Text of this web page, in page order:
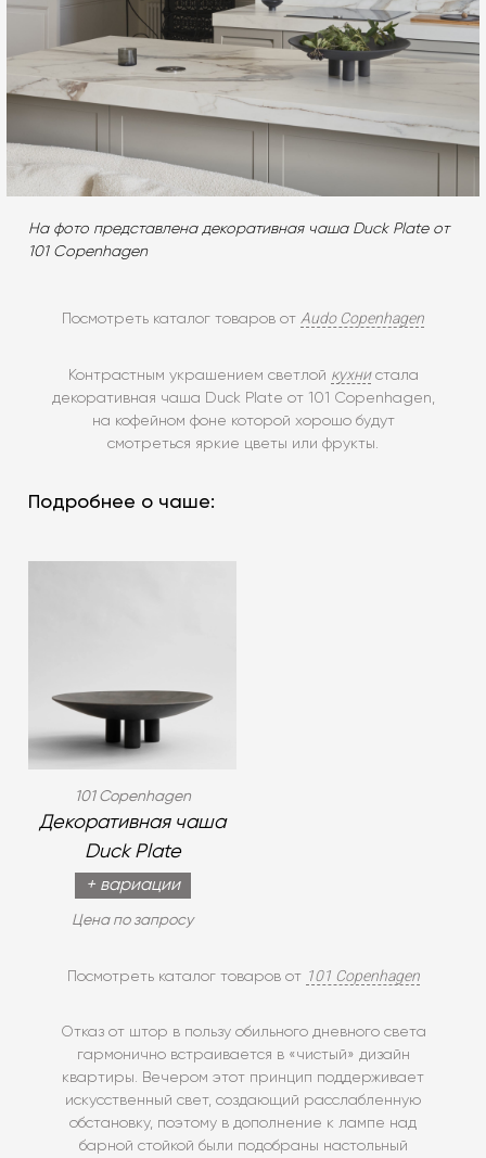
На фото представлена декоративная чаша Duck Plate от
101 Copenhagen
Посмотреть каталог товаров от Audo Copenhagen
Контрастным украшением светлой кухнистала
декоративная чаша Duck Plate от 101 Copenhagen,
на кофейном фоне которой хорошо будут
смотреться яркие цветы или фрукты.
Подробнее о чаше:
101 Copenhagen
Декоративная чаша
Duck Plate
+ вариации
Цена по запросу
Посмотреть каталог товаров от 101 Copenhagen
Отказ от штор в пользу обильного дневного света
гармонично встраивается в «чистый» дизайн
квартиры. Вечером этот принцип поддерживает
искусственный свет, создающий расслабленную
обстановку, поэтому в дополнение к лампе над
барной стойкой были подобраны настольный